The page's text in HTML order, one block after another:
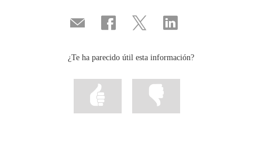
Compartir
por
Compartir
en
Compartir
en
Compartir
en
¿Te ha parecido útil esta información?
Marcar
información